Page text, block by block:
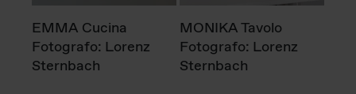
EMMA Cucina
Fotografo: Lorenz
Sternbach
MONIKA Tavolo
Fotografo: Lorenz
Sternbach